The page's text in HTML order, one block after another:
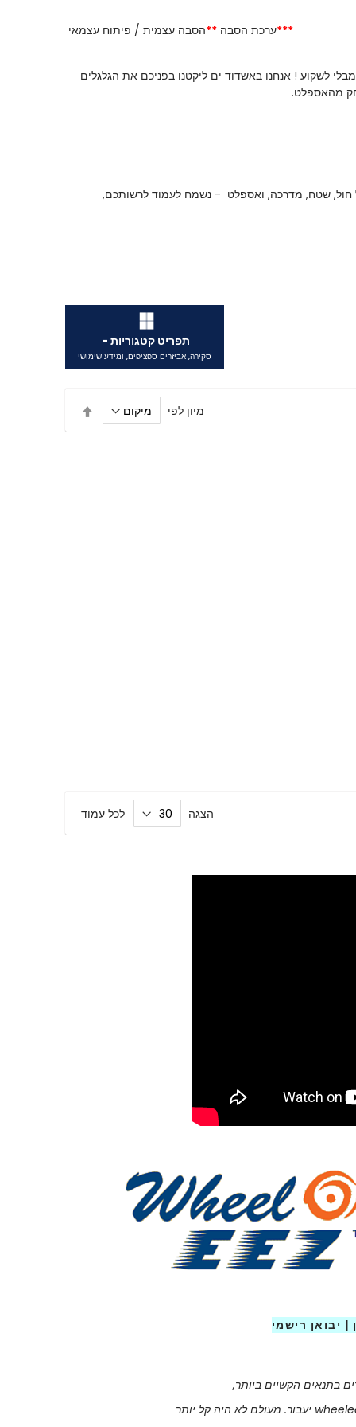
***ערכת הסבה **הסבה עצמית / פיתוח עצמאי
לשקוע ! אנחנו באשדוד ים ליקטנו בפניכם את הגלגלים
מהאספלט.
על חול, שטח, מדרכה, ואספלט - נשמח לעמוד לרשותכם,
תפריט קטגוריות -
סקירה, אביזרים ספציפים, ומידע שימושי
מיון לפי
הצגה לכל עמוד
יבואן רישמי
בתנאים הקשיים ביותר,